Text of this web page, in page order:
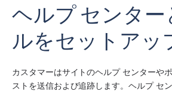
ヘルプ センター
ルをセットアッ
カスタマーはサイトのヘルプ センターや
ストを送信および追跡します。ヘルプ セ